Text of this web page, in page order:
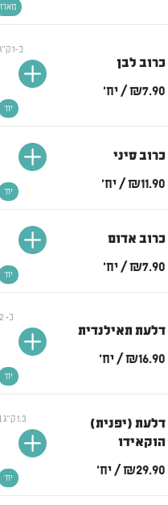
מארז
כרוב לבן
₪7.90/ יח'
כ-1 ק"ג יחידה
יח'
כרוב סיני
₪11.90/ יח' יח'
כרוב אדום
₪7.90/ יח' יח'
דלעת תאילנדית
₪16.90/ יח'
כ- 2 ק"ג
יח'
דלעת (יפנית)
הוקאידו
₪29.90/ יח'
1.3 ק"ג בממוצע
יח'